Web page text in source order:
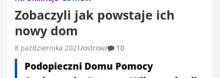
Zobaczyli jak powstaje ich
nowy dom
8 października 2021 ostrow 10
Podopieczni Domu Pomocy